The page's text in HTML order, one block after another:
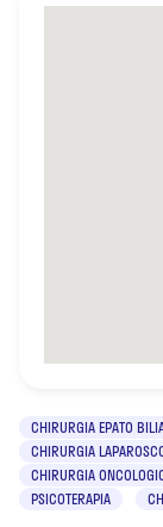
CHIRURGIA EPATO
CHIRURGIA
CHIRURGIA
PSICOTERAPIA